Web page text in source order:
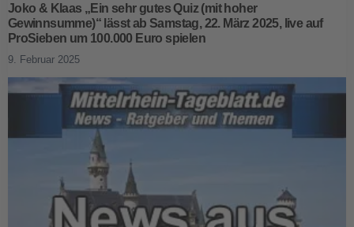
Joko & Klaas „Ein sehr gutes Quiz (mit hoher
Gewinnsumme)“ lässt ab Samstag, 22. März 2025, live auf
ProSieben um 100.000 Euro spielen
9. Februar 2025